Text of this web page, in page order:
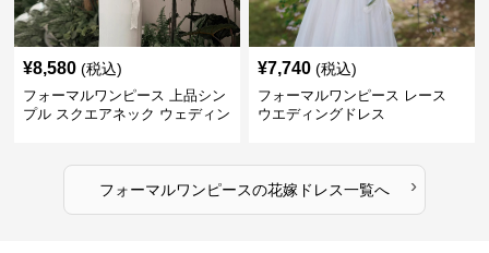
¥8,580 (税込)
フォーマルワンピース 上品シン
プル スクエアネック ウェディン
¥7,740 (税込)
フォーマルワンピース レース
ウエディングドレス
フォーマルワンピースの花嫁ドレス一覧へ ›